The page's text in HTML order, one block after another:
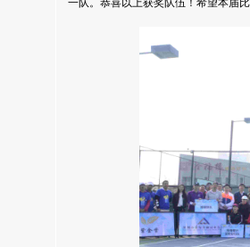
一队。恭喜以上获奖队伍！希望本届